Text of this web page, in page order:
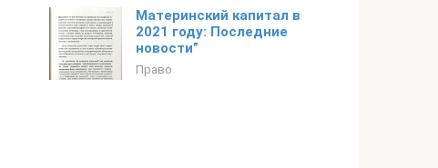
Материнский капитал в
2021 году: Последние
новости”
Право